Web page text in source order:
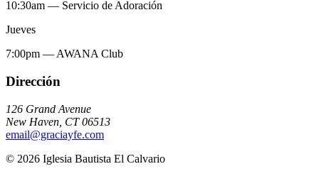
10:30am — Servicio de Adoración
Jueves
7:00pm — AWANA Club
Dirección
126 Grand Avenue
New Haven CT 06513
email@graciayfe.com
© 2026 Iglesia Bautista El Calvario